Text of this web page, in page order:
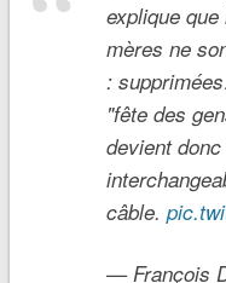
explique
mères ne
:
"fête des
devient
câble.
— François